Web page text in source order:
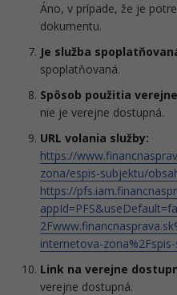
Áno, v prípade, že je
dokumentu.
Je služba
spoplatňovaná.
Spôsob použitia
nie je verejne dostupná.
URL volania služby:
https://
zona/espis-subjektu/
https://
internetova-
Link na verejne
verejne dostupná.